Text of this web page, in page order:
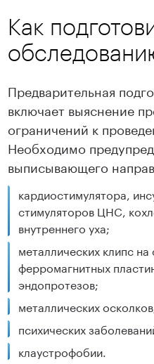
Как
Предварительная
включает выяснение
ограничений к
Необходимо
выписывающего
кардиостимулятора,
стимуляторов ЦНС,
внутреннего уха;
металлических клипс на
ферромагнитных
эндопротезов;
металлических
психических
клаустрофобии.